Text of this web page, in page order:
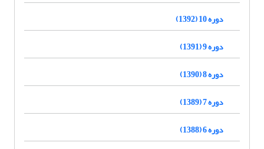
دوره 10 (1392)
دوره 9 (1391)
دوره 8 (1390)
دوره 7 (1389)
دوره 6 (1388)